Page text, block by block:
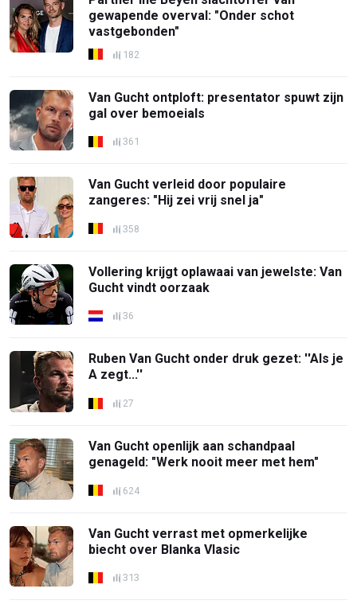
gewapende overval: "Onder schot
vastgebonden"
182
Van Gucht ontploft: presentator spuwt zijn
gal over bemoeials
361
Van Gucht verleid door populaire
zangeres: "Hij zei vrij snel ja"
358
Vollering krijgt oplawaai van jewelste: Van
Gucht vindt oorzaak
36
Ruben Van Gucht onder druk gezet: ''Als je
A zegt...''
27
Van Gucht openlijk aan schandpaal
genageld: "Werk nooit meer met hem"
624
Van Gucht verrast met opmerkelijke
biecht over Blanka Vlasic
313